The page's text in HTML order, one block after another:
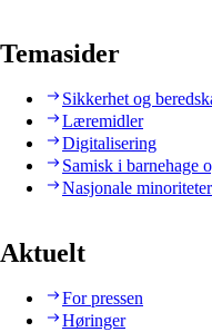
Temasider
Sikkerhet og
Læremidler
Digitalisering
Samisk i barnehage
Nasjonale minoriteter
Aktuelt
For pressen
Høringer